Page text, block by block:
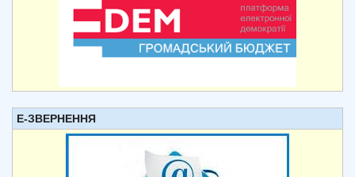
Е-ЗВЕРНЕННЯ